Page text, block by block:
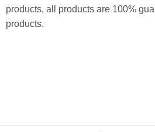
products, all products are 100%
products.